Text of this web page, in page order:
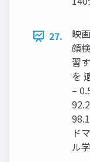
27.
映
顔
習
を
–
ド
ル